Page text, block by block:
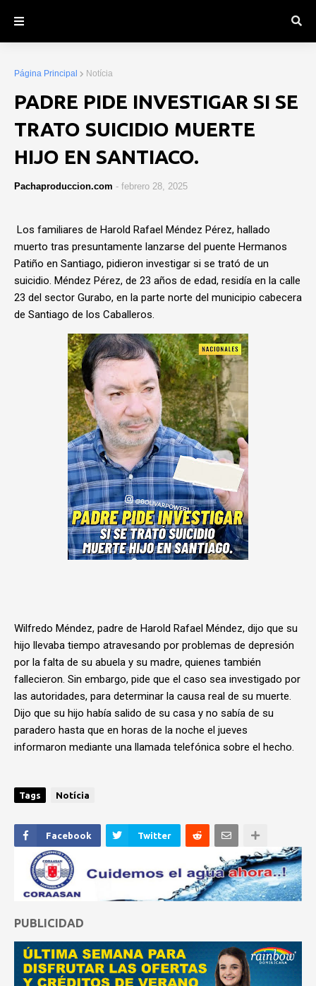
Página Principal Notícia
PADRE PIDE INVESTIGAR SI SE
TRATO SUICIDIO MUERTE
HIJO EN SANTIACO.
Pachaproduccion.com - febrero 28, 2025
Los familiares de Harold Rafael Méndez Pérez, hallado
muerto tras presuntamente lanzarse del puente Hermanos
Patiño en Santiago, pidieron investigar si se trató de un
suicidio. Méndez Pérez, de 23 años de edad, residía en la calle
23 del sector Gurabo, en la parte norte del municipio cabecera
de Santiago de los Caballeros.
Wilfredo Méndez, padre de Harold Rafael Méndez, dijo que su
hijo llevaba tiempo atravesando por problemas de depresión
por la falta de su abuela y su madre, quienes también
fallecieron. Sin embargo, pide que el caso sea investigado por
las autoridades, para determinar la causa real de su muerte.
Dijo que su hijo había salido de su casa y no sabía de su
paradero hasta que en horas de la noche el jueves
informaron mediante una llamada telefónica sobre el hecho.
Tags Notícia
Facebook Twitter
PUBLICIDAD